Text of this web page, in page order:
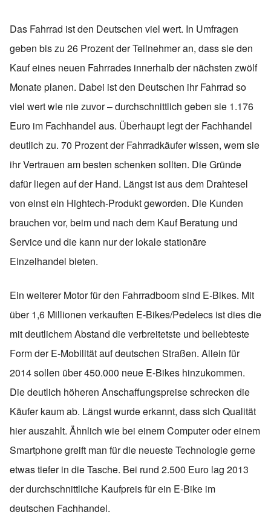
Das Fahrrad ist den Deutschen viel wert. In Umfragen
geben bis zu 26 Prozent der Teilnehmer an, dass sie den
Kauf eines neuen Fahrrades innerhalb der nächsten zwölf
Monate planen. Dabei ist den Deutschen ihr Fahrrad so
viel wert wie nie zuvor – durchschnittlich geben sie 1.176
Euro im Fachhandel aus. Überhaupt legt der Fachhandel
deutlich zu. 70 Prozent der Fahrradkäufer wissen, wem sie
ihr Vertrauen am besten schenken sollten. Die Gründe
dafür liegen auf der Hand. Längst ist aus dem Drahtesel
von einst ein Hightech-Produkt geworden. Die Kunden
brauchen vor, beim und nach dem Kauf Beratung und
Service und die kann nur der lokale stationäre
Einzelhandel bieten.
Ein weiterer Motor für den Fahrradboom sind E-Bikes. Mit
über 1,6 Millionen verkauften E-Bikes/Pedelecs ist dies die
mit deutlichem Abstand die verbreitetste und beliebteste
Form der E-Mobilität auf deutschen Straßen. Allein für
2014 sollen über 450.000 neue E-Bikes hinzukommen.
Die deutlich höheren Anschaffungspreise schrecken die
Käufer kaum ab. Längst wurde erkannt, dass sich Qualität
hier auszahlt. Ähnlich wie bei einem Computer oder einem
Smartphone greift man für die neueste Technologie gerne
etwas tiefer in die Tasche. Bei rund 2.500 Euro lag 2013
der durchschnittliche Kaufpreis für ein E-Bike im
deutschen Fachhandel.